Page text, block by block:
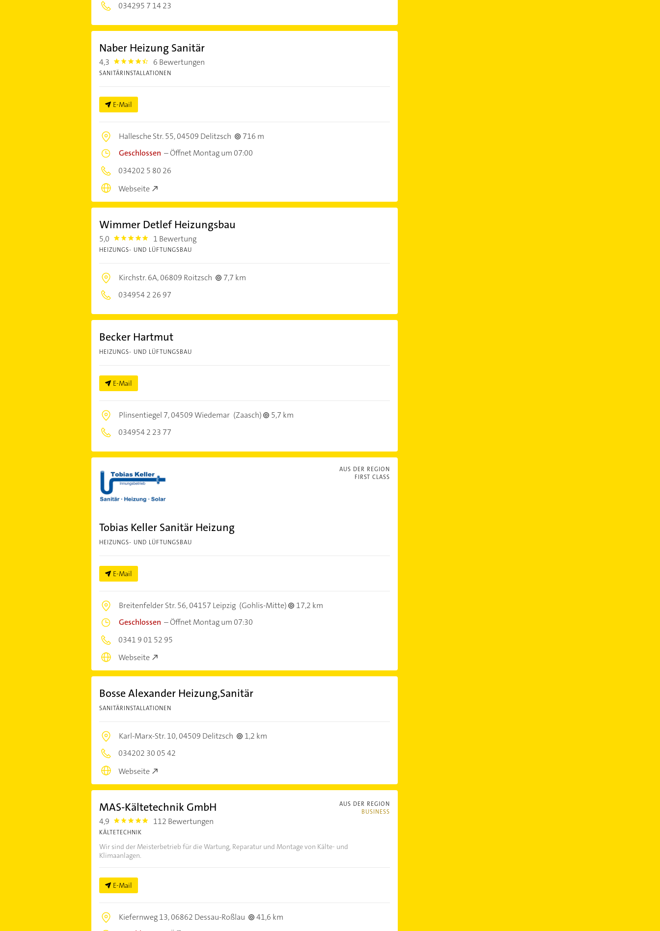
034295 7 14 23
Naber Heizung Sanitär
4,3 4.3 6 Bewertungen
SANITÄRINSTALLATIONEN
E-Mail
Hallesche Str. 55,04509 Delitzsch
716 m
Geschlossen –Öffnet Montag um 07:00
034202 5 80 26
Webseite
Wimmer Detlef Heizungsbau
5,0 5.0 1 Bewertung
HEIZUNGS- UND LÜFTUNGSBAU
Kirchstr. 6A,06809 Roitzsch
7,7 km
034954 2 26 97
Becker Hartmut
HEIZUNGS- UND LÜFTUNGSBAU
E-Mail
Plinsentiegel 7,04509 Wiedemar (Zaasch)
5,7 km
034954 2 23 77
AUS DER REGION
FIRST CLASS
Tobias Keller Sanitär Heizung
HEIZUNGS- UND LÜFTUNGSBAU
E-Mail
Breitenfelder Str. 56,04157 Leipzig (Gohlis-Mitte)
17,2 km
Geschlossen –Öffnet Montag um 07:30
0341 9 01 52 95
Webseite
Bosse Alexander Heizung,Sanitär
SANITÄRINSTALLATIONEN
Karl-Marx-Str. 10,04509 Delitzsch
1,2 km
034202 30 05 42
Webseite
AUS DER REGION
BUSINESS
MAS-Kältetechnik GmbH
4,9 4.9 112 Bewertungen
KÄLTETECHNIK
Wir sind der Meisterbetrieb für die Wartung, Reparatur und Montage von Kälte- und
Klimaanlagen.
E-Mail
Kiefernweg 13,06862 Dessau-Roßlau
41,6 km